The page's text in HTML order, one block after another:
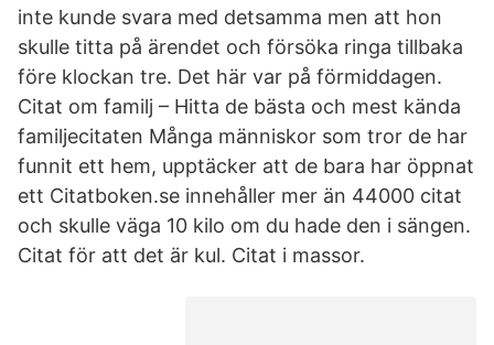
inte kunde svara med detsamma men att hon
skulle titta på ärendet och försöka ringa tillbaka
före klockan tre. Det här var på förmiddagen.
Citat om familj – Hitta de bästa och mest kända
familjecitaten Många människor som tror de har
funnit ett hem, upptäcker att de bara har öppnat
ett Citatboken.se innehåller mer än 44000 citat
och skulle väga 10 kilo om du hade den i sängen.
Citat för att det är kul. Citat i massor.